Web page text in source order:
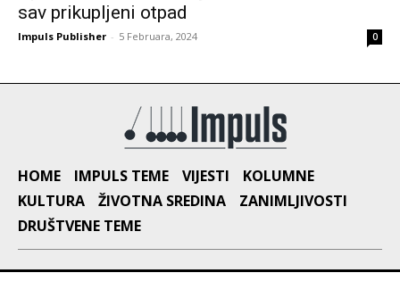
sav prikupljeni otpad
Impuls Publisher - 5 Februara, 2024 0
HOME IMPULS TEME VIJESTI
KOLUMNE
KULTURA
ŽIVOTNA SREDINA
ZANIMLJIVOSTI
DRUŠTVENE TEME